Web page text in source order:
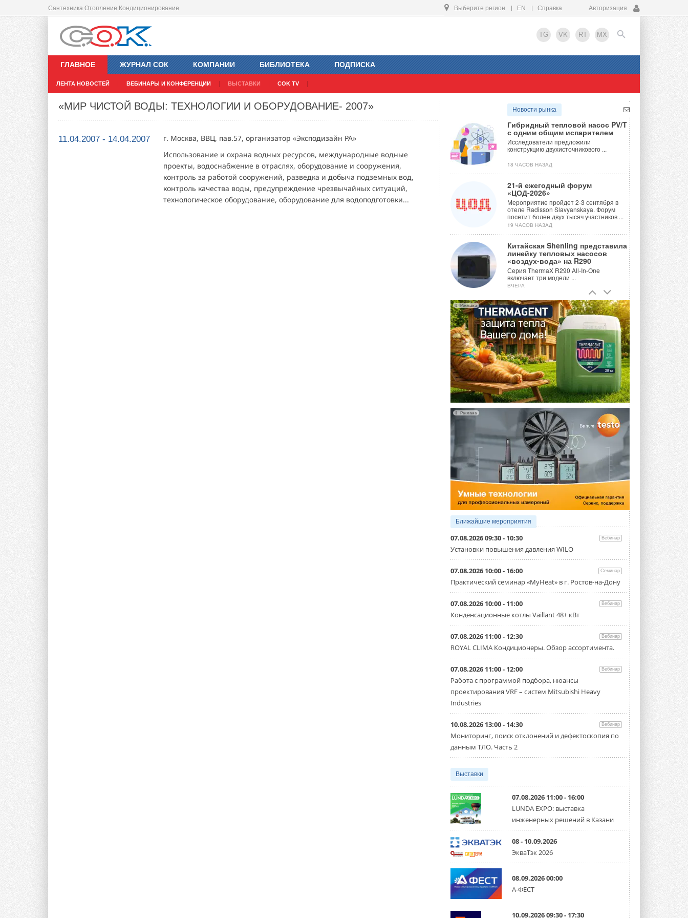
Сантехника Отопление Кондиционирование Выберите регион EN Справка Авторизация
TG VK RT MX
ГЛАВНОЕ
ЛЕНТА НОВОСТЕЙ ВЕБИНАРЫ И КОНФЕРЕНЦИИ ВЫСТАВКИ COK TV
ЖУРНАЛ СОК КОМПАНИИ БИБЛИОТЕКА ПОДПИСКА
EN
«МИР ЧИСТОЙ ВОДЫ: ТЕХНОЛОГИИ И ОБОРУДОВАНИЕ- 2007»
11.04.2007 - 14.04.2007
г. Москва, ВВЦ, пав.57, организатор «Эксподизайн РА»
Использование и охрана водных ресурсов, международные водные
проекты, водоснабжение в отраслях, оборудование и сооружения,
контроль за работой сооружений, разведка и добыча подземных вод,
контроль качества воды, предупреждение чрезвычайных ситуаций,
технологическое оборудование, оборудование для водоподготовки...
Новости рынка
Гибридный тепловой насос PV/T
с одним общим испарителем
Исследователи предложили
конструкцию двухисточникового ...
18 ЧАСОВ НАЗАД
21-й ежегодный форум
«ЦОД-2026»
Мероприятие пройдет 2-3 сентября в
отеле Radisson Slavyanskaya. Форум
посетит более двух тысяч участников ...
19 ЧАСОВ НАЗАД
Китайская Shenling представила
линейку тепловых насосов
«воздух-вода» на R290
Серия ThermaX R290 All-In-One
включает три модели ...
ВЧЕРА
Тепловые насосы в связке с
солнечной генерацией и
накопителем снижают
потребление на 60%
Исследователи из Италии установили ...
ВЧЕРА
«РУСКЛИМАТ Fest 2026» в Уфе
собрал свыше 700 профи
климатической отрасли
Организатором выступил торгово-
производственный холдинг ...
3 АВГУСТА 2026
«Датарк» испытал модульный
ЦОД с плотностью 54 кВт на
стойку
Испытания прошли на собственной
производственной площадке и были ...
3 АВГУСТА 2026
Samsung выпускает VRF-
систему DVM на R32
Линейка включает семь типоразмеров
производительностью от 22,4 до 56 кВт.
Суммарная длина трубопроводов ...
3 АВГУСТА 2026
«СиСофт Девелопмент» подвел
итоги конкурса студенческих
проектов «ТИМ-лидеры 2026»
Новый сезон конкурса «ТИМ-лидеры»
стартует уже в сентябре 2026 года ...
3 АВГУСТА 2026
«Русклимат» укрепляет
партнёрство за Уралом
Президент Омского землячества в
Москве Михаил Тимошенко посетил
Омск с трёхдневным рабочим визитом ...
31 ИЮЛЯ 2026
Carrier модернизирует
флагманский чиллер AquaEdge
19XR
Чиллер получил новую версию,
Mitsubishi расширяет
направление систем
охлаждения для ЦОД
США запретили использование
иностранных инверторов
28 июля 2026 года Федеральная
комиссия по связи США (FCC) обновила
свой специальный перечень Covered ...
31 ИЮЛЯ 2026
Уже через месяц в России
можно будет устанавливать
солнечные панели в МКД
С 1 сентября снимается запрет на
микрогенерацию в многоквартирных ...
30 ИЮЛЯ 2026
Канальные вентиляторы с ЕС-
Реклама
Реклама
Ближайшие мероприятия
07.08.2026 09:30 - 10:30 Вебинар
Установки повышения давления WILO
07.08.2026 10:00 - 16:00 Семинар
Практический семинар «MyHeat» в г. Ростов-на-Дону
07.08.2026 10:00 - 11:00 Вебинар
Конденсационные котлы Vaillant 48+ кВт
07.08.2026 11:00 - 12:30 Вебинар
ROYAL CLIMA Кондиционеры. Обзор ассортимента.
07.08.2026 11:00 - 12:00 Вебинар
Работа с программой подбора, нюансы
проектирования VRF – систем Mitsubishi Heavy
Industries
10.08.2026 13:00 - 14:30 Вебинар
Мониторинг, поиск отклонений и дефектоскопия по
данным ТЛО. Часть 2
Выставки
07.08.2026 11:00 - 16:00
LUNDA EXPO: выставка
инженерных решений в Казани
08 - 10.09.2026
ЭкваТэк 2026
08.09.2026 00:00
А-ФЕСТ
10.09.2026 09:30 - 17:30